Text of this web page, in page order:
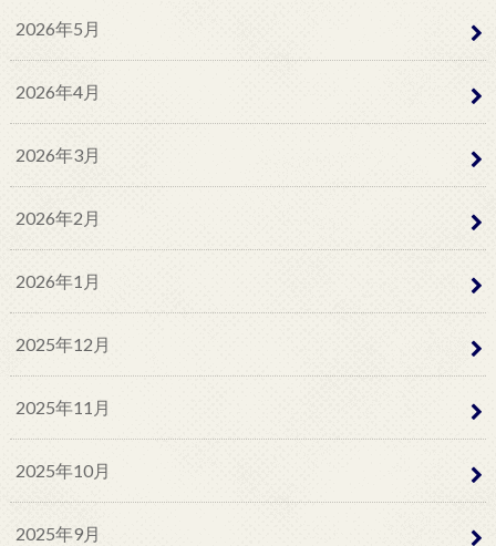
2026年5月
2026年4月
2026年3月
2026年2月
2026年1月
2025年12月
2025年11月
2025年10月
2025年9月